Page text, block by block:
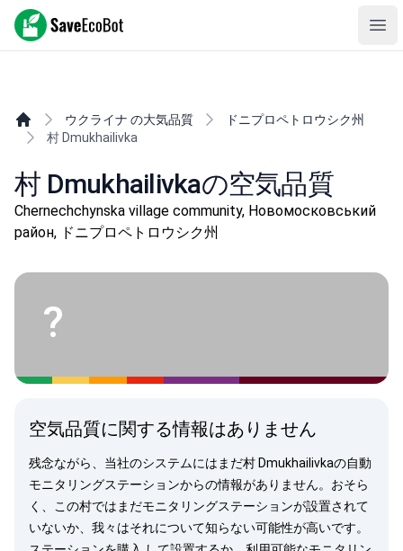
SaveEcoBot
ウクライナ の大気品質
ドニプロペトロウシク州
村 Dmukhailivka
村 Dmukhailivkaの空気品質
Chernechchynska village community, Новомосковський
район, ドニプロペトロウシク州
?
空気品質に関する情報はありません
残念ながら、当社のシステムにはまだ村 Dmukhailivkaの自動
モニタリングステーションからの情報がありません。おそら
く、この村ではまだモニタリングステーションが設置されて
いないか、我々はそれについて知らない可能性が高いです。